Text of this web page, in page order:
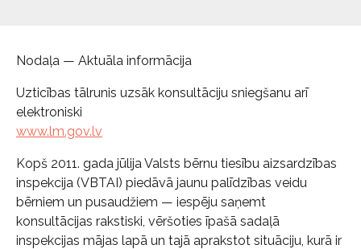
Nodaļa — Aktuāla informācija
Uzticības tālrunis uzsāk konsultāciju sniegšanu arī
elektroniski
www.lm.gov.lv
Kopš 2011. gada jūlija Valsts bērnu tiesību aizsardzības
inspekcija (VBTAI) piedāvā jaunu palīdzības veidu
bērniem un pusaudžiem — iespēju saņemt
konsultācijas rakstiski, vēršoties īpašā sadaļā
inspekcijas mājas lapā un tajā aprakstot situāciju, kurā ir